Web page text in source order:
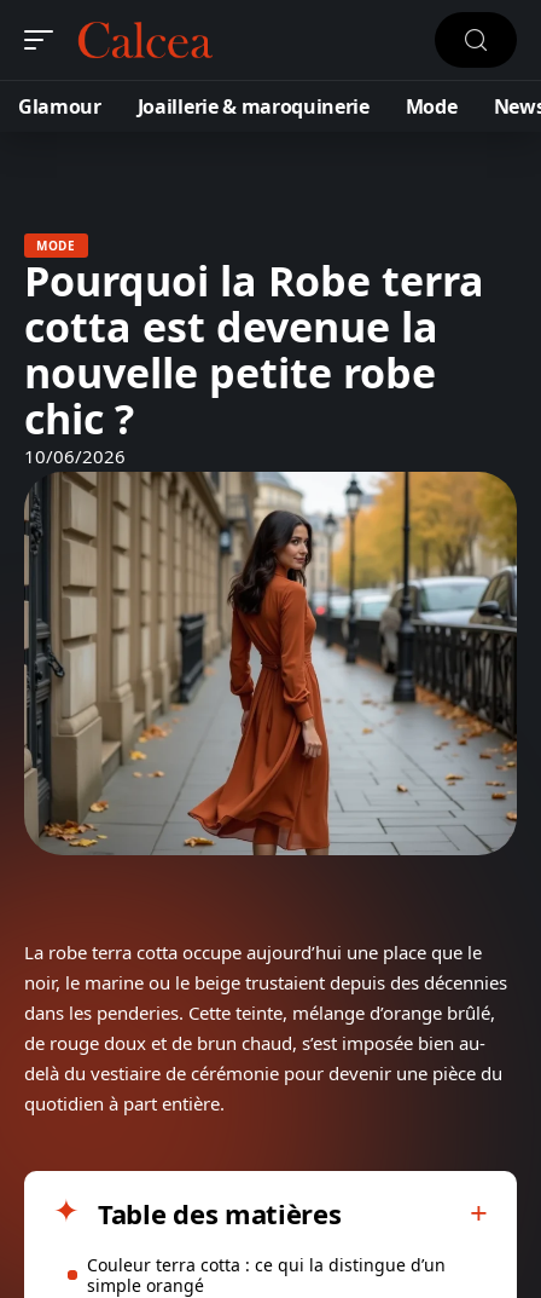
Glamour Joaillerie & maroquinerie Mode
MODE
Pourquoi la Robe terra
cotta est devenue la
nouvelle petite robe
chic ?
10/06/2026
La robe terra cotta occupe aujourd’hui une place que le
noir, le marine ou le beige trustaient depuis des décennies
dans les penderies. Cette teinte, mélange d’orange brûlé,
de rouge doux et de brun chaud, s’est imposée bien au-
delà du vestiaire de cérémonie pour devenir une pièce du
quotidien à part entière.
Table des matières
Couleur terra cotta : ce qui la distingue d’un
simple orangé